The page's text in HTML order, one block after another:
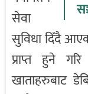
सेवा
सुविधा दिँदै
प्राप्त हुने
खाताहरुबाट